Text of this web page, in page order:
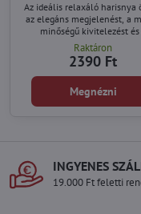
Az ideális relaxáló harisnya
az elegáns megjelenést, a
minőségű kivitelezést és
kényelmes viseletet –
ilyen a Masumi. Kiváló
azoknak a hölgyeknek, akik
vagy ülőmunkát
Különösen ajánlott fáradt,
láb érzésével és
Raktáron
2390 Ft
Megnézni
INGYENES
19.000 Ft feletti